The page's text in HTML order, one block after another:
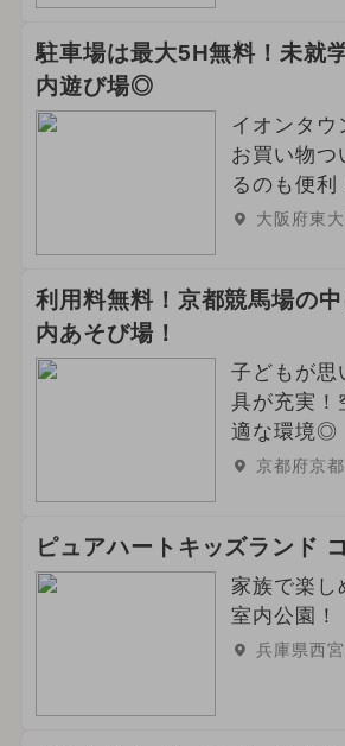
駐車場は最大5H無料！未就
内遊び場◎
イオンタウ
お買い物つ
るのも便利
大阪府東
利用料無料！京都競馬場の
内あそび場！
子どもが思
具が充実！
適な環境◎
京都府京
ピュアハートキッズランド
家族で楽し
室内公園！
兵庫県西